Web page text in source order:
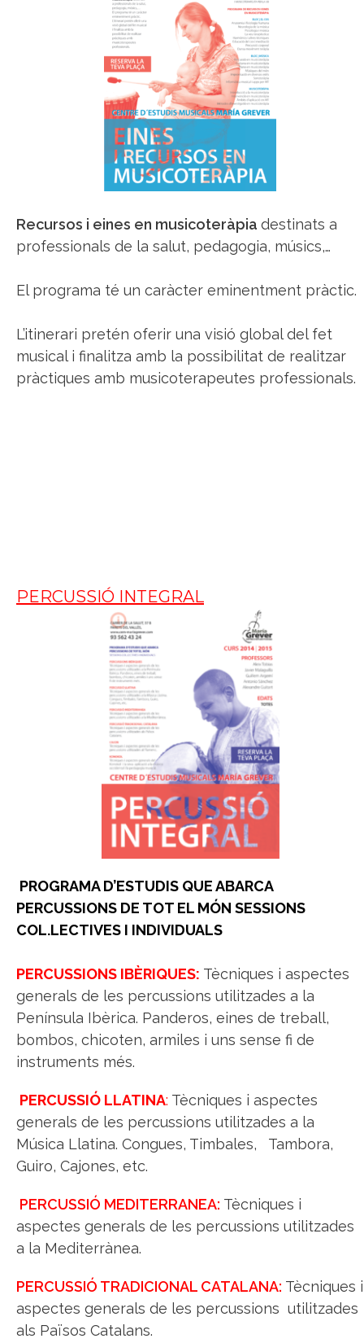
Recursos i eines en musicoteràpia destinats a
professionals de la salut, pedagogia, músics,…
El programa té un caràcter eminentment pràctic.
L’itinerari pretén oferir una visió global del fet
musical i finalitza amb la possibilitat de realitzar
pràctiques amb musicoterapeutes professionals.
PERCUSSIÓ INTEGRAL
PROGRAMA D’ESTUDIS QUE ABARCA
PERCUSSIONS DE TOT EL MÓN SESSIONS
COL.LECTIVES I INDIVIDUALS
PERCUSSIONS IBÈRIQUES: Tècniques i aspectes
generals de les percussions utilitzades a la
Península Ibèrica. Panderos, eines de treball,
bombos, chicoten, armiles i uns sense fi de
instruments més.
PERCUSSIÓ LLATINA: Tècniques i aspectes
generals de les percussions utilitzades a la
Música Llatina. Congues, Timbales, Tambora,
Guiro, Cajones, etc.
PERCUSSIÓ MEDITERRANEA: Tècniques i
aspectes generals de les percussions utilitzades
a la Mediterrànea.
PERCUSSIÓ TRADICIONAL CATALANA: Tècniques i
aspectes generals de les percussions utilitzades
als Països Catalans.